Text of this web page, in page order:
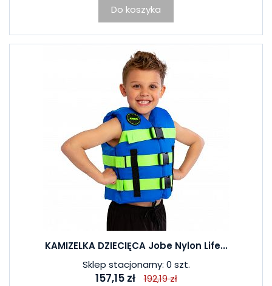
Do koszyka
KAMIZELKA DZIECIĘCA Jobe Nylon Life...
Sklep stacjonarny: 0 szt.
157,15 zł 192,19 zł